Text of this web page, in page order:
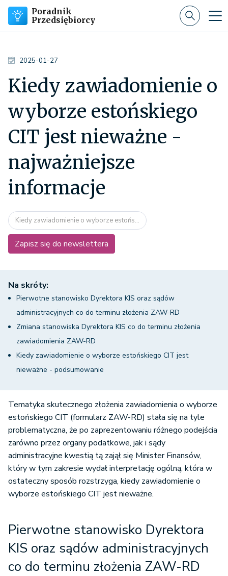
Poradnik
Przedsiębiorcy
2025-01-27
Kiedy zawiadomienie o
wyborze estońskiego
CIT jest nieważne -
najważniejsze
informacje
Kiedy zawiadomienie o wyborze estońs...
Zapisz się do newslettera
Na skróty:
Pierwotne stanowisko Dyrektora KIS oraz sądów
administracyjnych co do terminu złożenia ZAW-RD
Zmiana stanowiska Dyrektora KIS co do terminu złożenia
zawiadomienia ZAW-RD
Kiedy zawiadomienie o wyborze estońskiego CIT jest
nieważne - podsumowanie
Tematyka skutecznego złożenia zawiadomienia o wyborze
estońskiego CIT (formularz ZAW-RD) stała się na tyle
problematyczna, że po zaprezentowaniu różnego podejścia
zarówno przez organy podatkowe, jak i sądy
administracyjne kwestią tą zajął się Minister Finansów,
który w tym zakresie wydał interpretację ogólną, która w
ostateczny sposób rozstrzyga, kiedy zawiadomienie o
wyborze estońskiego CIT jest nieważne.
Pierwotne stanowisko Dyrektora
KIS oraz sądów administracyjnych
co do terminu złożenia ZAW-RD